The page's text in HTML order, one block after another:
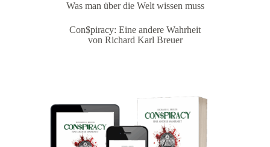
Was man über die Welt wissen muss
Con$piracy: Eine andere Wahrheit
von Richard Karl Breuer